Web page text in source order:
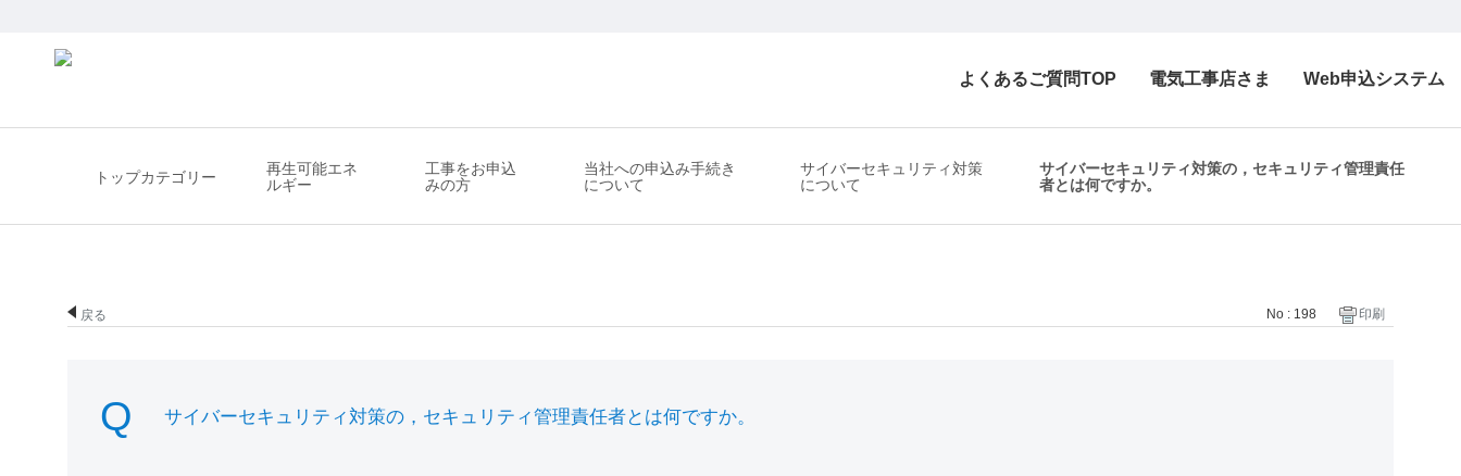
よくあるご質問TOP 電気工事店さま Web申込システム
トップカテゴリー
再生可能エネ
ルギー
工事をお申込
みの方
当社への申込み手続き
について
サイバーセキュリティ対策
について
サイバーセキュリティ対策の，セキュリティ管理責任
者とは何ですか。
戻る No : 198 印刷
サイバーセキュリティ対策の，セキュリティ管理責任者とは何ですか。